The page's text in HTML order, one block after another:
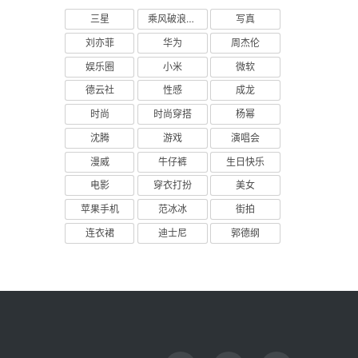
三星 乘风破浪的姐姐
写真
刘亦菲
华为
周杰伦
娱乐圈
小米
微软
德云社
性感
成龙
时尚
时尚穿搭
杨幂
沈腾
游戏
演唱会
漫威
牛仔裤
生日快乐
电影
穿衣打扮
美女
苹果手机
范冰冰
街拍
连衣裙
迪士尼 郭德纲